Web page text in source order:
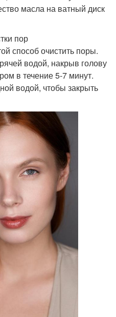
масла на ватный диск
пор
способ очистить поры.
водой, накрыв голову
в течение 5-7 минут.
водой, чтобы закрыть